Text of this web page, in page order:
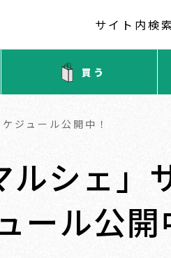
サイト内検索
買う
ジュール公開中！
シェ」
ール公開